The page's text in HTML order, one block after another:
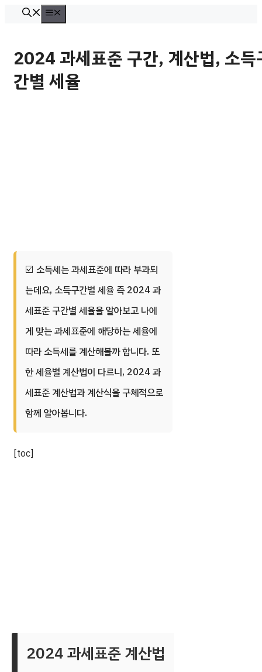
뉴
2024 과세표준 구간, 계산법, 소득
간별 세율
소득세는 과세표준에 따라 부과되
는데요, 소득구간별 세율 즉 2024 과
세표준 구간별 세율을 알아보고 나에
게 맞는 과세표준에 해당하는 세율에
따라 소득세를 계산해볼까 합니다. 또
한 세율별 계산법이 다르니, 2024 과
세표준 계산법과 계산식을 구체적으로
함께 알아봅니다.
[toc]
2024 과세표준 계산법